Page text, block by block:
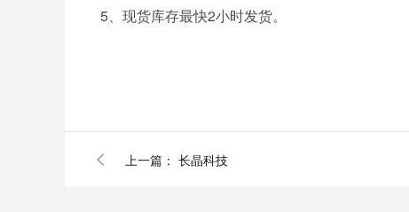
5、现货库存最快2小时发货。
上一篇： 长晶科技